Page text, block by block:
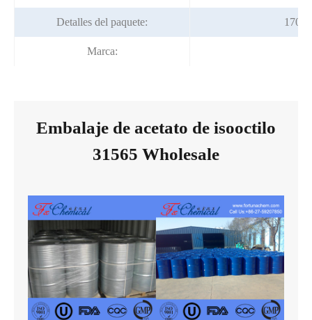
Detalles del paquete:
Marca:
Embalaje de acetato de isooctilo
31565 Wholesale